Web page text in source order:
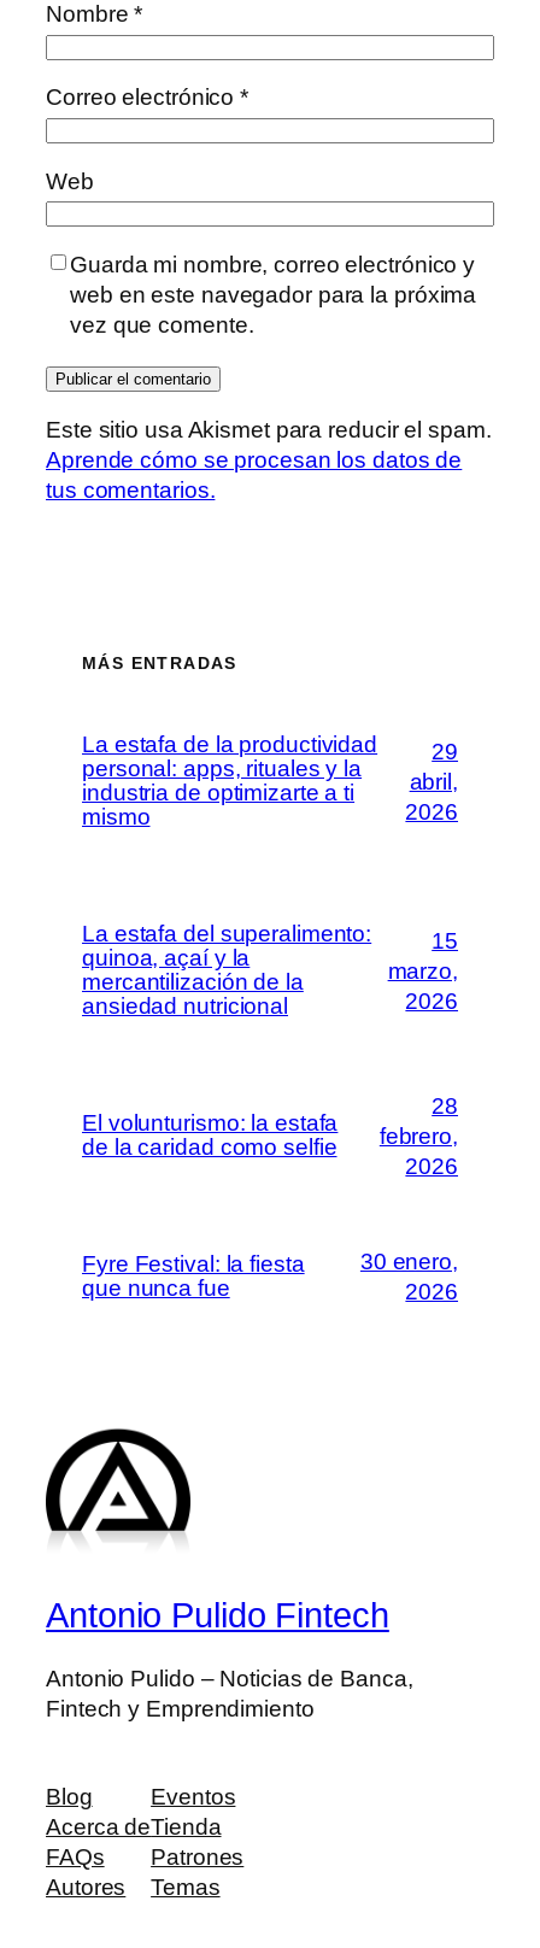
Nombre*
Correo electrónico*
Web
Guarda mi nombre, correo electrónico y
web en este navegador para la próxima
vez que comente.
Este sitio usa Akismet para reducir el spam.
Aprende cómo se procesan los datos de
tus comentarios.
MÁS ENTRADAS
La estafa de la productividad
personal: apps, rituales y la
industria de optimizarte a ti
mismo
29
abril,
2026
La estafa del superalimento:
quinoa, açaí y la
mercantilización de la
ansiedad nutricional
15
marzo,
2026
El volunturismo: la estafa
de la caridad como selfie
28
febrero,
2026
Fyre Festival: la fiesta
que nunca fue
30 enero,
2026
Antonio Pulido Fintech
Antonio Pulido – Noticias de Banca,
Fintech y Emprendimiento
Blog
Acerca de
FAQs
Autores
Eventos
Tienda
Patrones
Temas